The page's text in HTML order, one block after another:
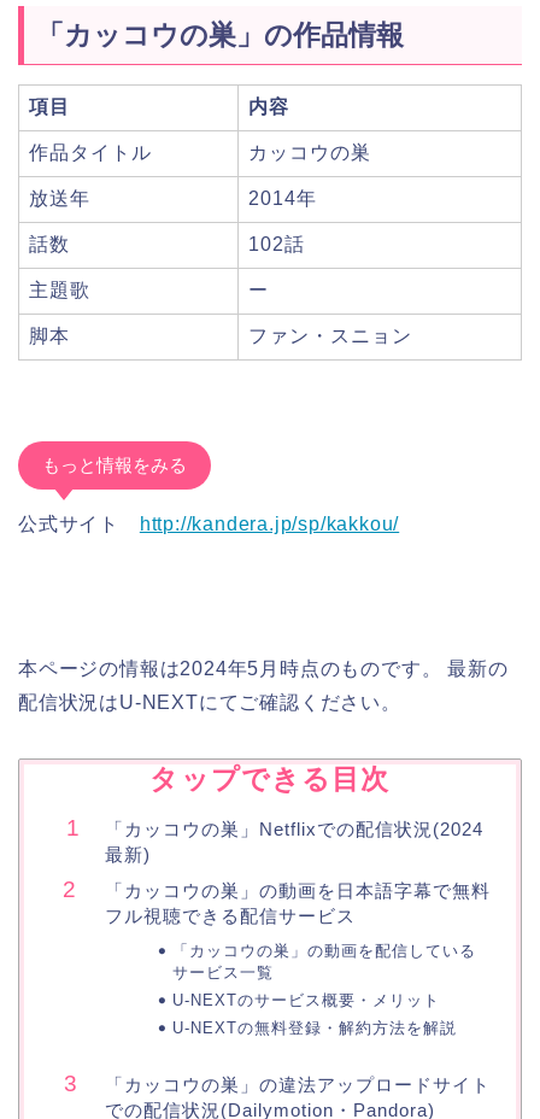
「カッコウの巣」の作品情報
項目 内容
作品タイトル カッコウの巣
放送年 2014年
話数 102話
主題歌 ー
脚本 ファン・スニョン
もっと情報をみる
公式サイト http://kandera.jp/sp/kakkou/
本ページの情報は2024年5月時点のものです。 最新の
配信状況はU-NEXTにてご確認ください。
タップできる目次
「カッコウの巣」Netflixでの配信状況(2024
最新)
「カッコウの巣」の動画を日本語字幕で無料
フル視聴できる配信サービス
「カッコウの巣」の動画を配信している
サービス一覧
U-NEXTのサービス概要・メリット
U-NEXTの無料登録・解約方法を解説
「カッコウの巣」の違法アップロードサイト
での配信状況(Dailymotion・Pandora)